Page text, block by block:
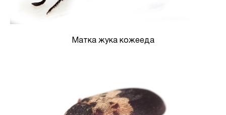
Матка жука кожееда